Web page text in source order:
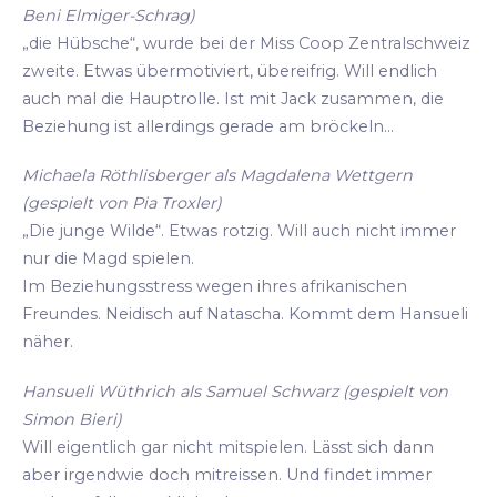
Beni Elmiger-Schrag)
„die Hübsche“, wurde bei der Miss Coop Zentralschweiz
zweite. Etwas übermotiviert, übereifrig. Will endlich
auch mal die Hauptrolle. Ist mit Jack zusammen, die
Beziehung ist allerdings gerade am bröckeln...
Michaela Röthlisberger als Magdalena Wettgern
(gespielt von Pia Troxler)
„Die junge Wilde“. Etwas rotzig. Will auch nicht immer
nur die Magd spielen.
Im Beziehungsstress wegen ihres afrikanischen
Freundes. Neidisch auf Natascha. Kommt dem Hansueli
näher.
Hansueli Wüthrich als Samuel Schwarz (gespielt von
Simon Bieri)
Will eigentlich gar nicht mitspielen. Lässt sich dann
aber irgendwie doch mitreissen. Und findet immer